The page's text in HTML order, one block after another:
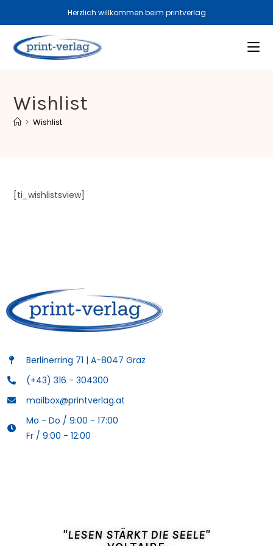
Herzlich willkommen beim printverlag
Wishlist
> Wishlist
[ti_wishlistsview]
Berlinerring 71 | A-8047 Graz
(+43) 316 - 304300
mailbox@printverlag.at
Mo - Do / 9:00 - 17:00
Fr / 9:00 - 12:00
"LESEN STÄRKT DIE SEELE"